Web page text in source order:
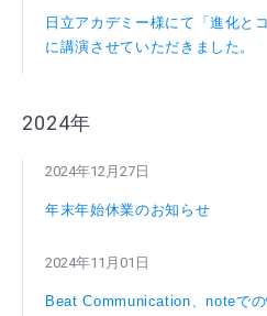
日立アカデミー様にて「進化と
に講演させていただきました。
2024年
2024年12月27日
年末年始休業のお知らせ
2024年11月01日
Beat Communication、noteでの